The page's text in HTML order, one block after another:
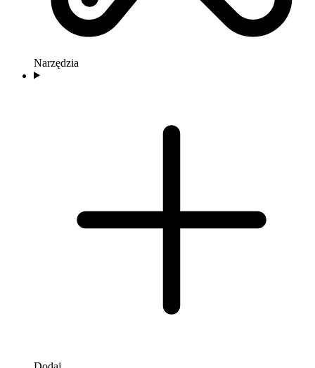
Narzędzia